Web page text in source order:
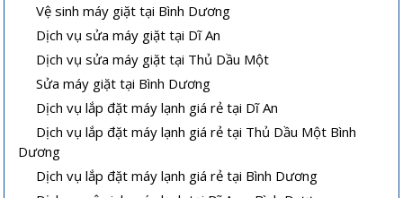
Vệ sinh máy giặt tại Bình Dương
Dịch vụ sửa máy giặt tại Dĩ An
Dịch vụ sửa máy giặt tại Thủ Dầu Một
Sửa máy giặt tại Bình Dương
Dịch vụ lắp đặt máy lạnh giá rẻ tại Dĩ An
Dịch vụ lắp đặt máy lạnh giá rẻ tại Thủ Dầu Một Bình
Dương
Dịch vụ lắp đặt máy lạnh giá rẻ tại Bình Dương